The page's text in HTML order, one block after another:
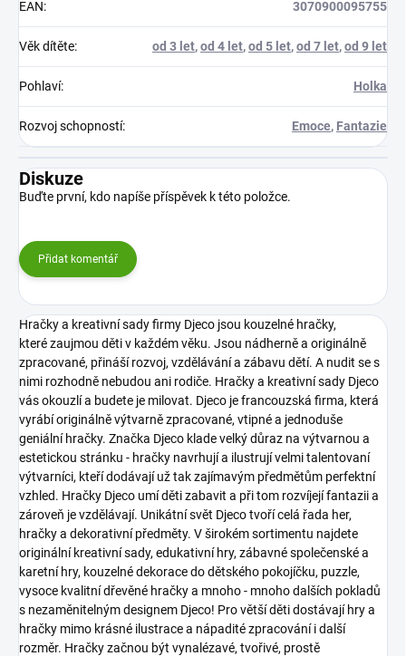
EAN: 3070900095755
Věk dítěte: od 3 let,od 4 let,od 5 let,od 7 let,od 9 let
Pohlaví: Holka
Rozvoj schopností: Emoce, Fantazie
Diskuze
Buďte první, kdo napíše příspěvek k této položce.
Přidat komentář
Hračky a kreativní sady firmy Djeco jsou kouzelné hračky,
které zaujmou děti v každém věku. Jsou nádherně a originálně
zpracované, přináší rozvoj, vzdělávání a zábavu dětí. A nudit se s
nimi rozhodně nebudou ani rodiče. Hračky a kreativní sady Djeco
vás okouzlí a budete je milovat. Djeco je francouzská firma, která
vyrábí originálně výtvarně zpracované, vtipné a jednoduše
geniální hračky. Značka Djeco klade velký důraz na výtvarnou a
estetickou stránku - hračky navrhují a ilustrují velmi talentovaní
výtvarníci, kteří dodávají už tak zajímavým předmětům perfektní
vzhled. Hračky Djeco umí děti zabavit a při tom rozvíjejí fantazii a
zároveň je vzdělávají. Unikátní svět Djeco tvoří celá řada her,
hračky a dekorativní předměty. V širokém sortimentu najdete
originální kreativní sady, edukativní hry, zábavné společenské a
karetní hry, kouzelné dekorace do dětského pokojíčku, puzzle,
vysoce kvalitní dřevěné hračky a mnoho - mnoho dalších pokladů
s nezaměnitelným designem Djeco! Pro větší děti dostávají hry a
hračky mimo krásné ilustrace a nápadité zpracování i další
rozměr. Hračky začnou být vynalézavé, tvořivé, prostě